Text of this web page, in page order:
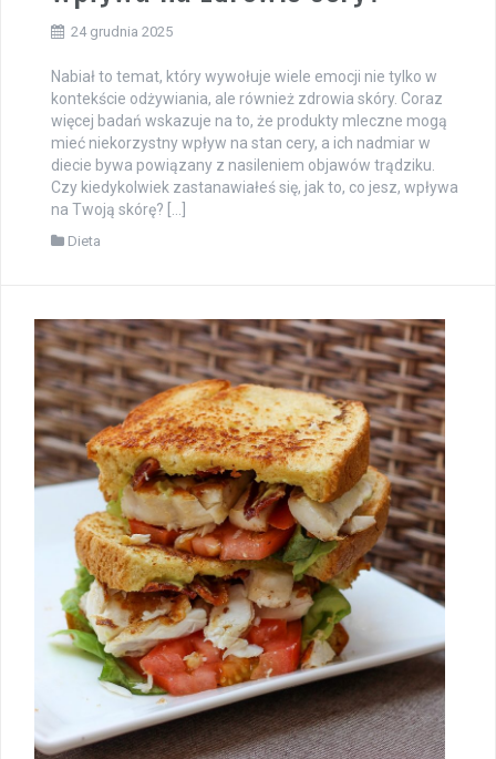
24 grudnia 2025
Nabiał to temat, który wywołuje wiele emocji nie tylko w
kontekście odżywiania, ale również zdrowia skóry. Coraz
więcej badań wskazuje na to, że produkty mleczne mogą
mieć niekorzystny wpływ na stan cery, a ich nadmiar w
diecie bywa powiązany z nasileniem objawów trądziku.
Czy kiedykolwiek zastanawiałeś się, jak to, co jesz, wpływa
na Twoją skórę? […]
Dieta